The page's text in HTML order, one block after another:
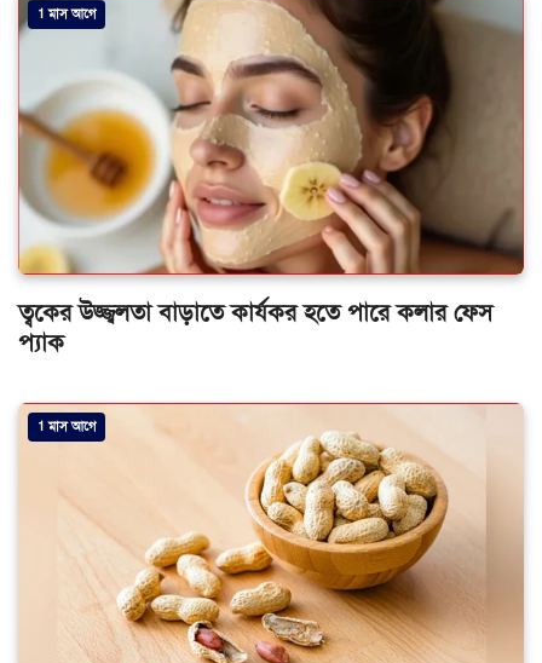
1 মাস আগে
ত্বকের উজ্জ্বলতা বাড়াতে কার্যকর হতে পারে কলার ফেস
প্যাক
1 মাস আগে